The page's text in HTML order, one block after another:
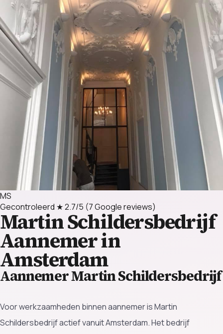
MS
Gecontroleerd ★ 2.7/5 (7 Google reviews)
Martin Schildersbedrijf
Aannemer in
Amsterdam
Aannemer Martin Schildersbedrijf
Voor werkzaamheden binnen aannemer is Martin
Schildersbedrijf actief vanuit Amsterdam. Het bedrijf